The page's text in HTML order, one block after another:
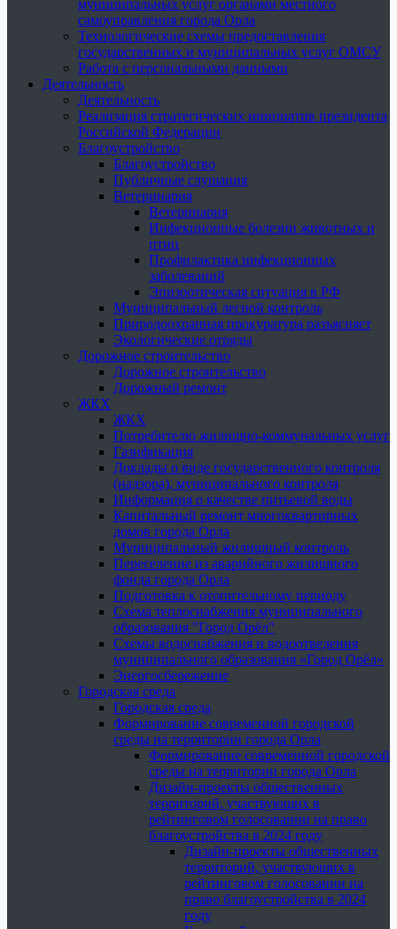
муниципальных услуг органами местного
самоуправления города Орла
Технологические схемы предоставления
государственных и муниципальных услуг ОМСУ
Работа с персональными данными
Деятельность
Деятельность
Реализация стратегических инициатив президента
Российской Федерации
Благоустройство
Благоустройство
Публичные слушания
Ветеринария
Ветеринария
Инфекционные болезни животных и
птиц
Профилактика инфекционных
заболеваний
Эпизоотическая ситуация в РФ
Муниципальный лесной контроль
Природоохранная прокуратура разъясняет
Экологические отряды
Дорожное строительство
Дорожное строительство
Дорожный ремонт
ЖКХ
ЖКХ
Потребителю жилищно-коммунальных услуг
Газификация
Доклады о виде государственного контроля
(надзора), муниципального контроля
Информация о качестве питьевой воды
Капитальный ремонт многоквартирных
домов города Орла
Муниципальный жилищный контроль
Переселение из аварийного жилищного
фонда города Орла
Подготовка к отопительному периоду
Схема теплоснабжения муниципального
образования "Город Орёл"
Схемы водоснабжения и водоотведения
муниципального образования «Город Орёл»
Энергосбережение
Городская среда
Городская среда
Формирование современной городской
среды на территории города Орла
Формирование современной городской
среды на территории города Орла
Дизайн-проекты общественных
территорий, участвующих в
рейтинговом голосовании на право
благоустройства в 2024 году
Дизайн-проекты общественных
территорий, участвующих в
рейтинговом голосовании на
право благоустройства в 2024
году